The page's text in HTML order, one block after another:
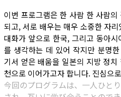
이번 프로그램은 한 사람 한 사람
되고, 서로 배우는 매우 소중한 자
대화가 앞으로 한국, 그리고 동아
를 생각하는 데 있어 작지만 분명
기서 얻은 배움을 일본의 지방 정
천으로 이어가고자 합니다. 진심으
今回のプログラムは、一人ひと